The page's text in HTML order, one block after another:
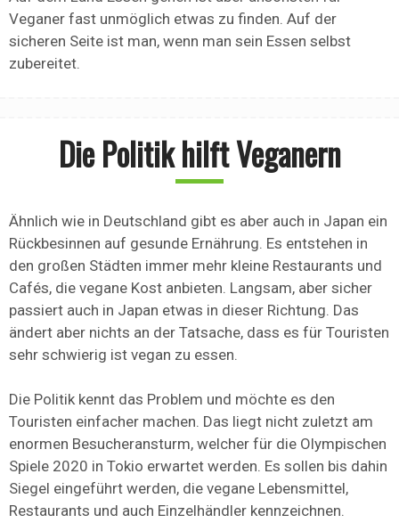
Veganer fast unmöglich etwas zu finden. Auf der
sicheren Seite ist man, wenn man sein Essen selbst
zubereitet.
Die Politik hilft Veganern
Ähnlich wie in Deutschland gibt es aber auch in Japan ein
Rückbesinnen auf gesunde Ernährung. Es entstehen in
den großen Städten immer mehr kleine Restaurants und
Cafés, die vegane Kost anbieten. Langsam, aber sicher
passiert auch in Japan etwas in dieser Richtung. Das
ändert aber nichts an der Tatsache, dass es für Touristen
sehr schwierig ist vegan zu essen.
Die Politik kennt das Problem und möchte es den
Touristen einfacher machen. Das liegt nicht zuletzt am
enormen Besucheransturm, welcher für die Olympischen
Spiele 2020 in Tokio erwartet werden. Es sollen bis dahin
Siegel eingeführt werden, die vegane Lebensmittel,
Restaurants und auch Einzelhändler kennzeichnen.